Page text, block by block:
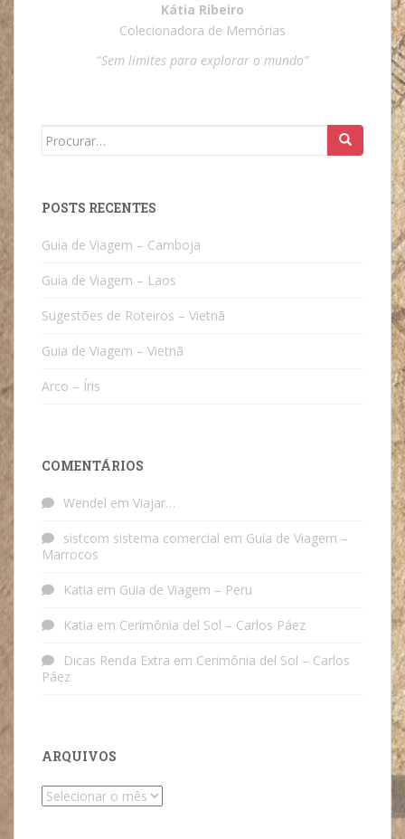
Kátia Ribeiro
Colecionadora de Memórias
“Sem limites para explorar o mundo”
Search
POSTS RECENTES
Guia de Viagem – Camboja
Guia de Viagem – Laos
Sugestões de Roteiros – Vietnã
Guia de Viagem – Vietnã
Arco – Íris
COMENTÁRIOS
Wendel em Viajar…
sistcom sistema comercial em Guia de Viagem –
Marrocos
Katia em Guia de Viagem – Peru
Katia em Cerimônia del Sol – Carlos Páez
Dicas Renda Extra em Cerimônia del Sol – Carlos
Páez
ARQUIVOS
Arquivos